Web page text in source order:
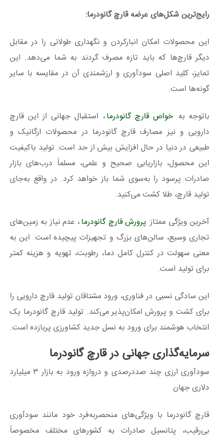
رایج‌ترین شکل‌های عرضه قارچ گانودرما:
این محصولات امکان انبارکردن و نگهداری طولانی را در مقابل
دیگر قارچ‌ها که باید تازه مصرف گردند به شما می‌دهد. این
تمایز، کلید اصلی سودآوری و ارزشمندی آن در مقایسه با سایر
گونه‌ها است.
باتوجه‌ به خواص قارچ گانودرما، استقبال جهانی از این قارچ
دارویی و نیز مصارف قارچ گانودرما در محصولات ارگانیک و
طبیعی در دنیا در حال ‌افزایش بیش از حد است. تولید باکیفیت
این محصول، بازاریابی صحیح و علمی، مسلماً درب‌های بازار
صادرات پرسود را به‌سوی شما باز خواهد کرد. در واقع به‌جای
تولید قارچ، طلا کشت می‌کنید.
آخرین ویژگی ممتاز پرورش قارچ گانودرما، عدم نیاز به زمین‌های
تجاری وسیع، سالن‌های بزرگ و تجهیزات پیچیده است. این به
معنی سهولت در کنترل کامل دما، رطوبت، تهویه و هزینه کمتر
برای تولید است.
این سادگی نسبی در فناوری، ورود مشتاقان تولید قارچ دارویی را
برای کشت و پرورش امکان‌پذیر می‌کند. تولید قارچ گانودرما یک
انتخاب هوشمند برای ورود به نسل جدید کشاورزی پربازده است.
سرمایه‌گذاری جهانی در قارچ گانودرما
سودآوری ارزی چند صددرصدی و دروازه ورود به بازار ۳ میلیارد
دلاری جهان
قارچ گانودرما با ویژگی‌های منحصربه‌فرد خود مانند سودآوری
بی‌رقیب، پتانسیل صادرات به کشورهای مختلف مخصوصاً